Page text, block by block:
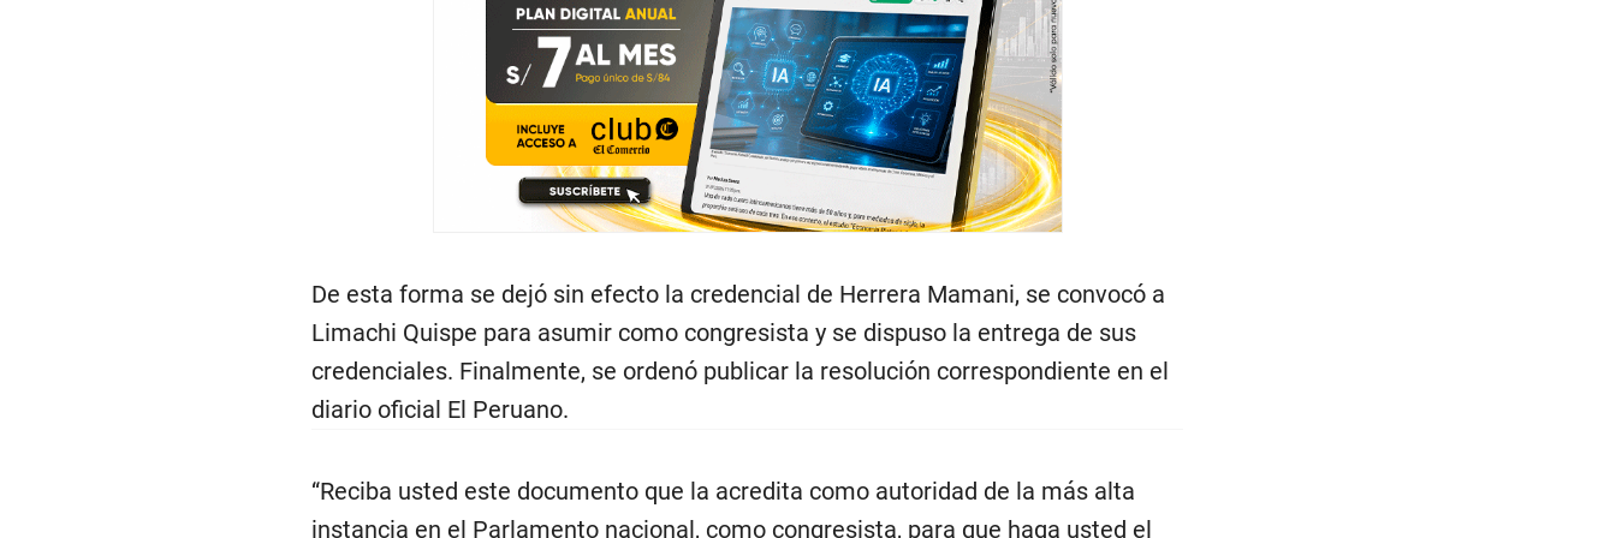
De esta forma se dejó sin efecto la credencial de Herrera Mamani, se convocó a
Limachi Quispe para asumir como congresista y se dispuso la entrega de sus
credenciales. Finalmente, se ordenó publicar la resolución correspondiente en el
diario oficial El Peruano.
“Reciba usted este documento que la acredita como autoridad de la más alta
instancia en el Parlamento nacional, como congresista, para que haga usted el